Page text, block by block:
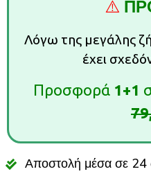
⚠️
Λόγω της μεγάλης
έχει
Προσφορά 1+1
Αποστολή μέσα σε 24